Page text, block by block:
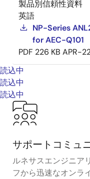
製品別信頼性資料
英語
NP-Series
for AEC-Q101
PDF 226 KB APR-
読込中
読込中
読込中
サポートコミュ
ルネサスエンジニア
フから迅速なオンラ